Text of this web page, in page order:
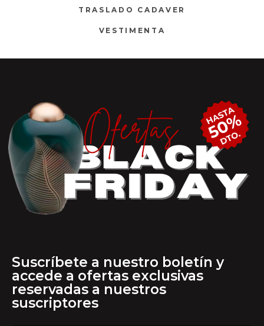
TRASLADO CADAVER
VESTIMENTA
Suscríbete a nuestro boletín y
accede a ofertas exclusivas
reservadas a nuestros
suscriptores